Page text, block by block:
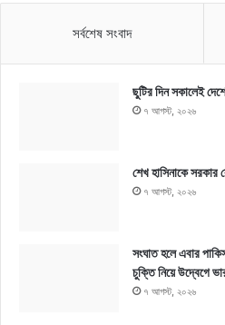
সর্বশেষ সংবাদ
ছুটির দিন সকালেই
৭ আগস্ট, ২০২৬
শেখ হাসিনাকে সরকার
৭ আগস্ট, ২০২৬
সংঘাত হলে এবার
চুক্তি নিয়ে উদ্বেগে
৭ আগস্ট, ২০২৬